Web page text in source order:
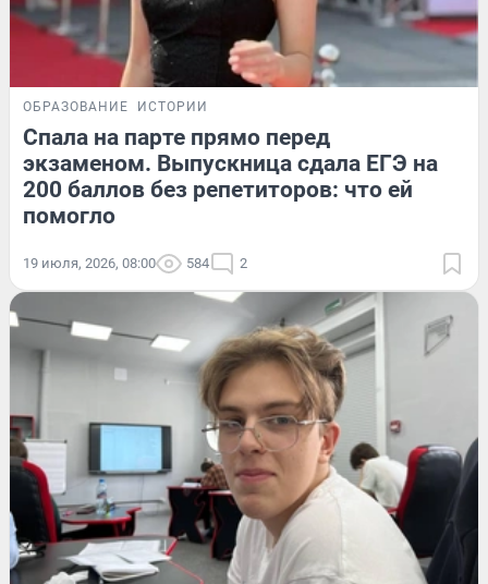
ОБРАЗОВАНИЕ ИСТОРИИ
Спала на парте прямо перед
экзаменом. Выпускница сдала ЕГЭ на
200 баллов без репетиторов: что ей
помогло
19 июля, 2026, 08:00 584 2